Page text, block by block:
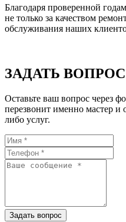
Благодаря проверенной годами CRM-системе, строго
не только за качеством
обслуживания наших
ЗАДАТЬ
Оставьте ваш вопрос через
перезвонит именно мастер и
либо услуг.